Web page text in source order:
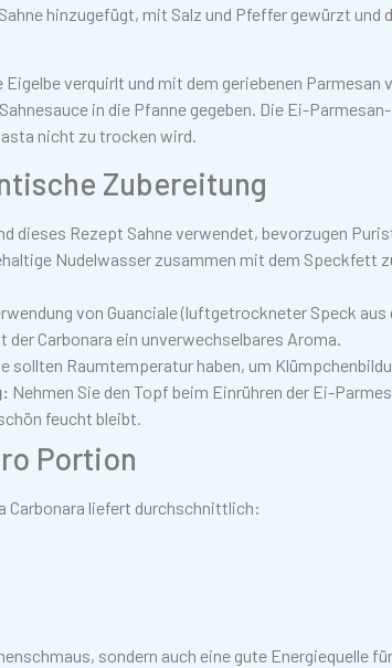
hinzugefügt, mit Salz und Pfeffer gewürzt und
Eigelbe verquirlt und mit dem geriebenen
in die Pfanne gegeben. Die Ei-
nicht zu trocken wird.
Zubereitung
dieses Rezept Sahne verwendet, bevorzugen
Nudelwasser zusammen mit dem Speckfett
von Guanciale (luftgetrockneter Speck
Carbonara ein unverwechselbares Aroma.
sollten Raumtemperatur haben, um
Nehmen Sie den Topf beim Einrühren der Ei-
feucht bleibt.
Portion
Carbonara liefert durchschnittlich:
sondern auch eine gute Energiequelle